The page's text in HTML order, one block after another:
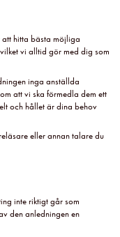
hitta bästa möjliga
vi alltid gör med dig som
inga anställda
att vi ska förmedla dem ett
och hållet är dina behov
eller annan talare du
inte riktigt går som
den anledningen en